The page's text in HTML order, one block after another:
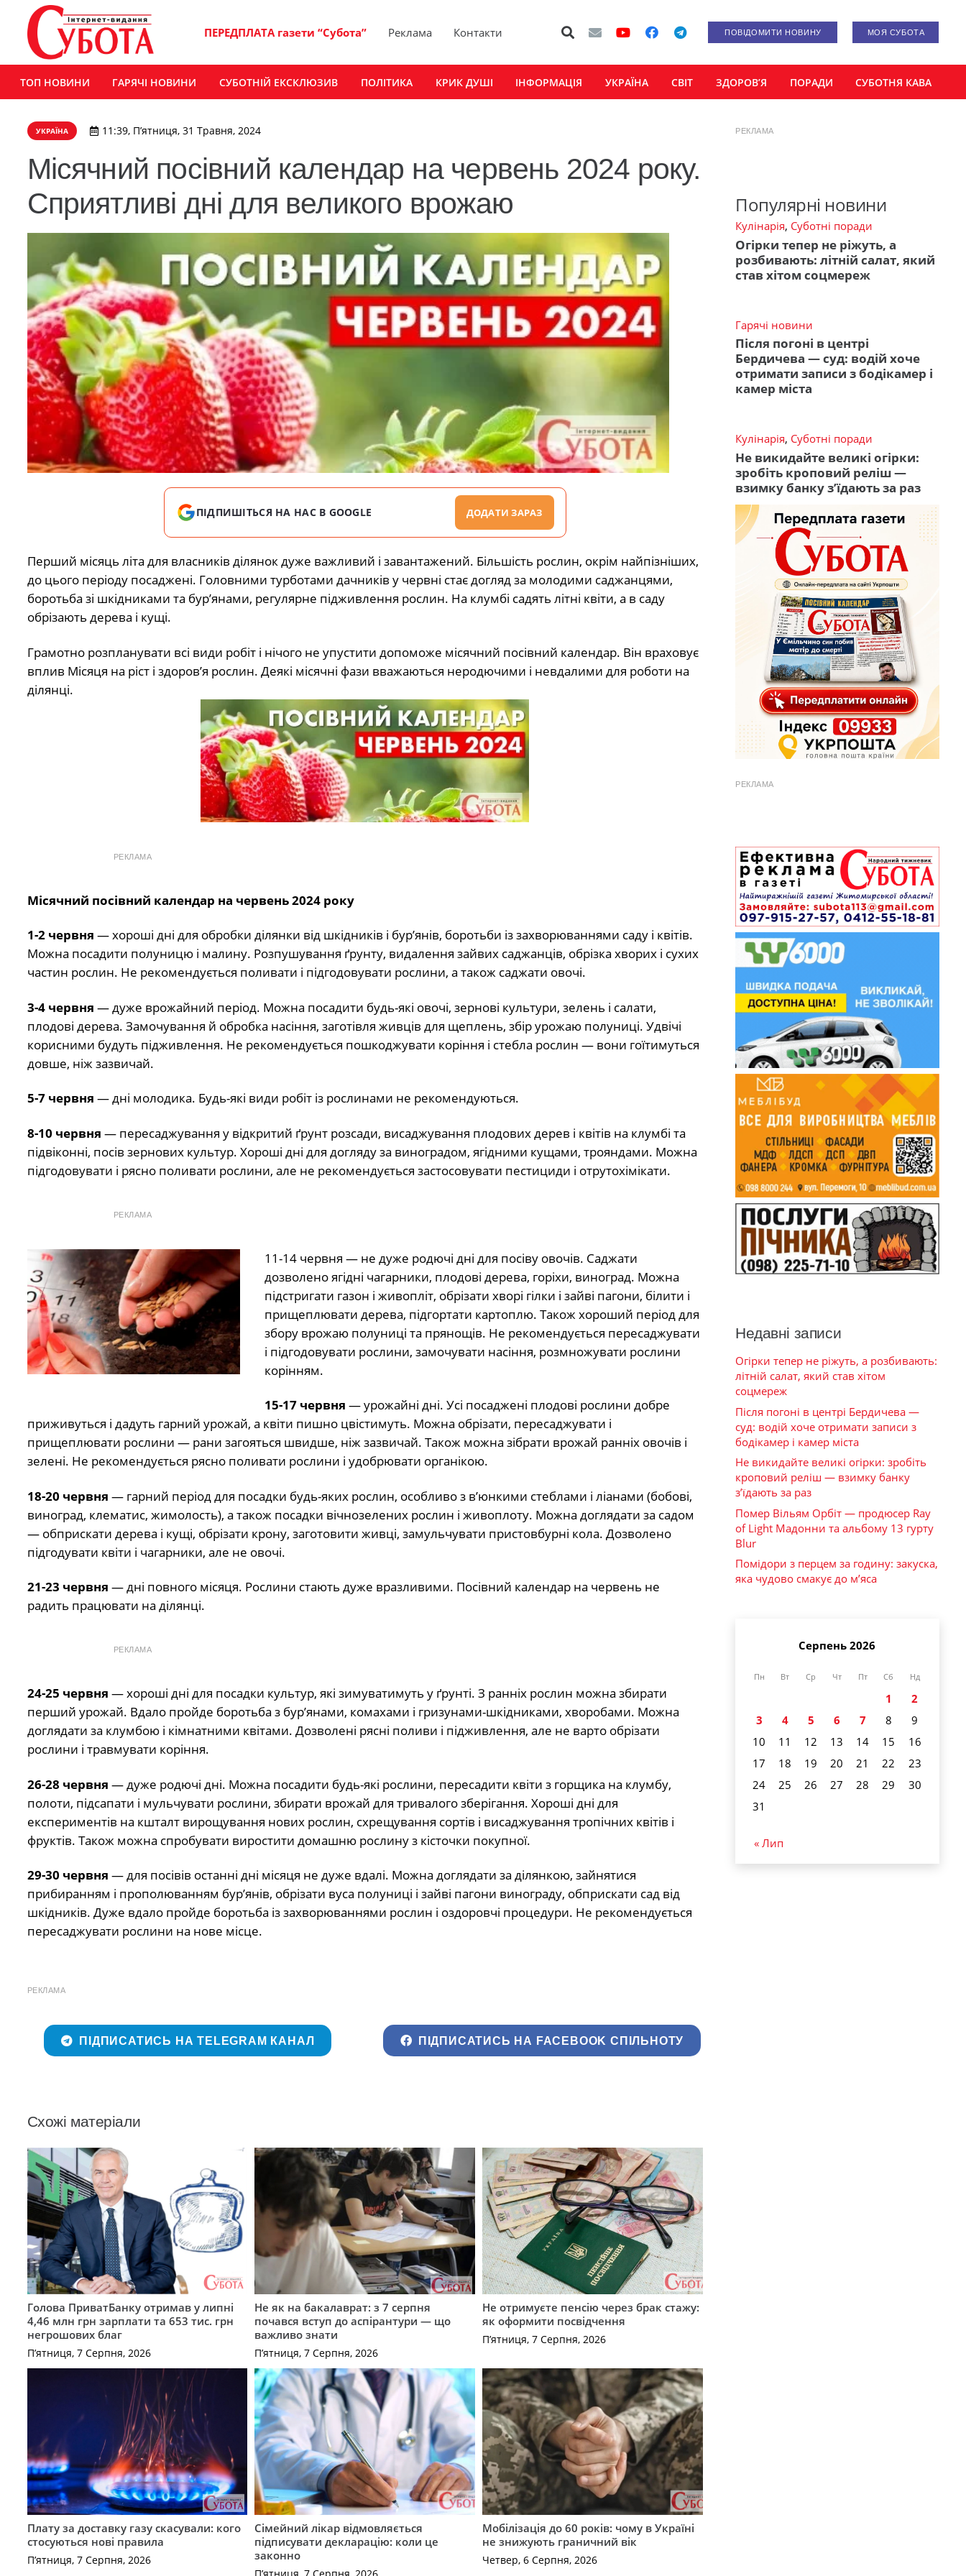
ПЕРЕДПЛАТА газети “Субота” Реклама Контакти ПОВІДОМИТИ НОВИНУ МОЯ СУБОТА
ТОП НОВИНИ ГАРЯЧІ НОВИНИ СУБОТНІЙ ЕКСКЛЮЗИВ ПОЛІТИКА КРИК ДУШІ ІНФОРМАЦІЯ УКРАЇНА СВІТ ЗДОРОВ’Я ПОРАДИ СУБОТНЯ КАВА
УКРАЇНА 11:39, П’ятниця, 31 Травня, 2024
Місячний посівний календар на червень 2024 року.
Сприятливі дні для великого врожаю
ПІДПИШІТЬСЯ НА НАС В GOOGLE ДОДАТИ ЗАРАЗ
Перший місяць літа для власників ділянок дуже важливий і завантажений. Більшість рослин, окрім найпізніших,
до цього періоду посаджені. Головними турботами дачників у червні стає догляд за молодими саджанцями,
боротьба зі шкідниками та бур’янами, регулярне підживлення рослин. На клумбі садять літні квіти, а в саду
обрізають дерева і кущі.
Грамотно розпланувати всі види робіт і нічого не упустити допоможе місячний посівний календар. Він враховує
вплив Місяця на ріст і здоров’я рослин. Деякі місячні фази вважаються неродючими і невдалими для роботи на
ділянці.
РЕКЛАМА
Місячний посівний календар на червень 2024 року
1-2 червня — хороші дні для обробки ділянки від шкідників і бур’янів, боротьби із захворюваннями саду і квітів.
Можна посадити полуницю і малину. Розпушування ґрунту, видалення зайвих саджанців, обрізка хворих і сухих
частин рослин. Не рекомендується поливати і підгодовувати рослини, а також саджати овочі.
3-4 червня — дуже врожайний період. Можна посадити будь-які овочі, зернові культури, зелень і салати,
плодові дерева. Замочування й обробка насіння, заготівля живців для щеплень, збір урожаю полуниці. Удвічі
корисними будуть підживлення. Не рекомендується пошкоджувати коріння і стебла рослин — вони гоїтимуться
довше, ніж зазвичай.
5-7 червня — дні молодика. Будь-які види робіт із рослинами не рекомендуються.
8-10 червня — пересаджування у відкритий ґрунт розсади, висаджування плодових дерев і квітів на клумбі та
підвіконні, посів зернових культур. Хороші дні для догляду за виноградом, ягідними кущами, трояндами. Можна
підгодовувати і рясно поливати рослини, але не рекомендується застосовувати пестициди і отрутохімікати.
РЕКЛАМА
11-14 червня — не дуже родючі дні для посіву овочів. Саджати
дозволено ягідні чагарники, плодові дерева, горіхи, виноград. Можна
підстригати газон і живопліт, обрізати хворі гілки і зайві пагони, білити і
прищеплювати дерева, підгортати картоплю. Також хороший період для
збору врожаю полуниці та прянощів. Не рекомендується пересаджувати
і підгодовувати рослини, замочувати насіння, розмножувати рослини
корінням.
15-17 червня — урожайні дні. Усі посаджені плодові рослини добре
приживуться і дадуть гарний урожай, а квіти пишно цвістимуть. Можна обрізати, пересаджувати і
прищеплювати рослини — рани загояться швидше, ніж зазвичай. Також можна зібрати врожай ранніх овочів і
зелені. Не рекомендується рясно поливати рослини і удобрювати органікою.
18-20 червня — гарний період для посадки будь-яких рослин, особливо з в’юнкими стеблами і ліанами (бобові,
виноград, клематис, жимолость), а також посадки вічнозелених рослин і живоплоту. Можна доглядати за садом
— обприскати дерева і кущі, обрізати крону, заготовити живці, замульчувати пристовбурні кола. Дозволено
підгодувати квіти і чагарники, але не овочі.
21-23 червня — дні повного місяця. Рослини стають дуже вразливими. Посівний календар на червень не
радить працювати на ділянці.
РЕКЛАМА
24-25 червня — хороші дні для посадки культур, які зимуватимуть у ґрунті. З ранніх рослин можна збирати
перший урожай. Вдало пройде боротьба з бур’янами, комахами і гризунами-шкідниками, хворобами. Можна
доглядати за клумбою і кімнатними квітами. Дозволені рясні поливи і підживлення, але не варто обрізати
рослини і травмувати коріння.
26-28 червня — дуже родючі дні. Можна посадити будь-які рослини, пересадити квіти з горщика на клумбу,
полоти, підсапати і мульчувати рослини, збирати врожай для тривалого зберігання. Хороші дні для
експериментів на кшталт вирощування нових рослин, схрещування сортів і висаджування тропічних квітів і
фруктів. Також можна спробувати виростити домашню рослину з кісточки покупної.
29-30 червня — для посівів останні дні місяця не дуже вдалі. Можна доглядати за ділянкою, зайнятися
прибиранням і прополюванням бур’янів, обрізати вуса полуниці і зайві пагони винограду, обприскати сад від
шкідників. Дуже вдало пройде боротьба із захворюваннями рослин і оздоровчі процедури. Не рекомендується
пересаджувати рослини на нове місце.
РЕКЛАМА
ПІДПИСАТИСЬ НА TELEGRAM КАНАЛ ПІДПИСАТИСЬ НА FACEBOOK СПІЛЬНОТУ
Схожі матеріали
Голова ПриватБанку отримав у липні
4,46 млн грн зарплати та 653 тис. грн
негрошових благ
П’ятниця, 7 Серпня, 2026
Не як на бакалаврат: з 7 серпня
почався вступ до аспірантури — що
важливо знати
П’ятниця, 7 Серпня, 2026
Не отримуєте пенсію через брак стажу:
як оформити посвідчення
П’ятниця, 7 Серпня, 2026
Плату за доставку газу скасували: кого
стосуються нові правила
П’ятниця, 7 Серпня, 2026
Сімейний лікар відмовляється
підписувати декларацію: коли це
законно
Мобілізація до 60 років: чому в Україні
не знижують граничний вік
Четвер, 6 Серпня, 2026
РЕКЛАМА
Популярні новини
Кулінарія, Суботні поради
Огірки тепер не ріжуть, а
розбивають: літній салат, який
став хітом соцмереж
Гарячі новини
Після погоні в центрі
Бердичева — суд: водій хоче
отримати записи з бодікамер і
камер міста
Кулінарія, Суботні поради
Не викидайте великі огірки:
зробіть кроповий реліш —
взимку банку з’їдають за раз
РЕКЛАМА
Недавні записи
Огірки тепер не ріжуть, а розбивають:
літній салат, який став хітом
соцмереж
Після погоні в центрі Бердичева —
суд: водій хоче отримати записи з
бодікамер і камер міста
Не викидайте великі огірки: зробіть
кроповий реліш — взимку банку
з’їдають за раз
Помер Вільям Орбіт — продюсер Ray
of Light Мадонни та альбому 13 гурту
Blur
Помідори з перцем за годину: закуска,
яка чудово смакує до м’яса
Серпень 2026
Пн Вт Ср Чт Пт Сб Нд
1
2
3
4 5 6 7 8
9
10
11 12 13 14 15
16
17
18 19 20 21 22
23
24
25 26 27 28 29
30
31
« Лип